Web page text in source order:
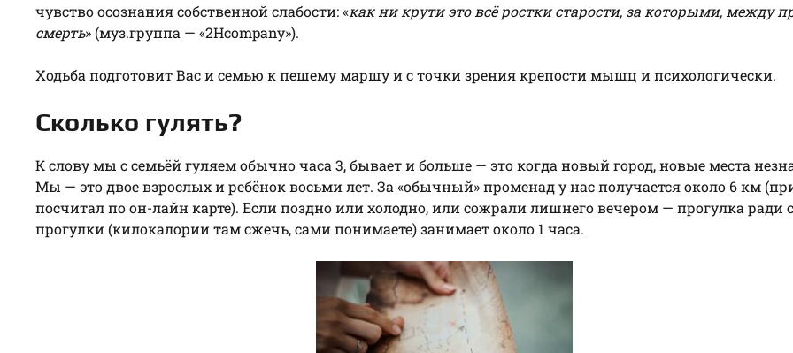
чувство осознания собственной слабости: «как ни крути это всё ростки старости, за которыми, между
смерть» (муз.группа — «2Hcompany»).
Ходьба подготовит Вас и семью к пешему маршу и с точки зрения крепости мышц и психологически.
Сколько гулять?
К слову мы с семьёй гуляем обычно часа 3, бывает и больше — это когда новый город, новые места
Мы — это двое взрослых и ребёнок восьми лет. За «обычный» променад у нас получается около 6 км
посчитал по он-лайн карте). Если поздно или холодно, или сожрали лишнего вечером — прогулка ради
прогулки (килокалории там сжечь, сами понимаете) занимает около 1 часа.